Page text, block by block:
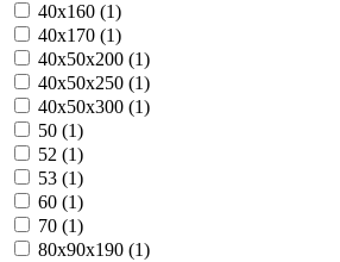
40x160 (1)
40x170 (1)
40x50x200 (1)
40x50x250 (1)
40x50x300 (1)
50 (1)
52 (1)
53 (1)
60 (1)
70 (1)
80x90x190 (1)